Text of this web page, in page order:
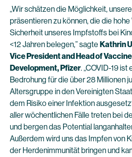
„Wir schätzen die Möglichkeit,
präsentieren zu können, die die
Sicherheit unseres Impfstoffs bei
<12 Jahren belegen,” sagte Kathrin
Vice President and Head of
Development, Pfizer. „COVID-19
Bedrohung für die über 28 Millionen
Altersgruppe in den Vereinigten
dem Risiko einer Infektion
aller wöchentlichen Fälle treten bei
und bergen das Potential
Außerdem wird uns das Impfen von
der Herdenimmunität bringen und